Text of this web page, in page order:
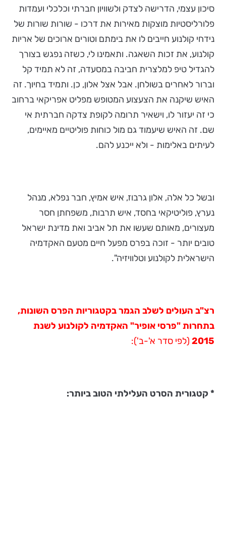
סיכון עצמי, הדרישה לצדק ולשוויון חברתי וכלכלי ועמדות
פלורליסטיות מוצקות מאירות את דרכו - שורות שורות של
נידחי קולנוע חייבים לו את בימתם וטורים ארוכים של אריות
קולנוע, את זכות השאגה. ותאמינו לי, כשזה נפגש בצורך
להגדיל טיפ למלצרית חביבה במסעדה, זה לא תמיד קל
וברור לאחרים בשולחן. אבל אצל אלון, כן. ותמיד בחיוך. זה
האיש שיקנה את הצעצוע המטופש מפליט אפריקאי ברחוב
כי זה יעזור לו, וישאיר תרומה לקופת צדקה חברתית אי
שם. זה האיש שיעמוד גם מול כוחות פוליטיים מאיימים,
לעיתים באלימות - ולא ייכנע להם.
ובשל כל אלה, אלון גרבוז, איש אמיץ, חבר נפלא, מנהל
נערץ, פוליטיקאי בחסד, איש תרבות, משפחתן חסר
מעצורים, מאותם שעשו את תל אביב ואת מדינת ישראל
טובים יותר - זוכה בפרס מפעל חיים מטעם האקדמיה
הישראלית לקולנוע וטלוויזיה".
רצ"ב העולים לשלב הגמר בקטגוריות הפרס השונות,
בתחרות"פרסי אופיר" האקדמיה לקולנוע לשנת
2015 (לפי סדר א'-ב'):
* קטגורית הסרט העלילתי הטוב ביותר: